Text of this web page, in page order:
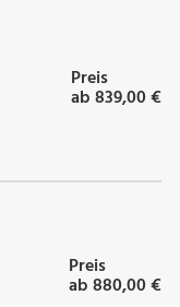
Preis
ab 839,00 €
Preis
ab 880,00 €